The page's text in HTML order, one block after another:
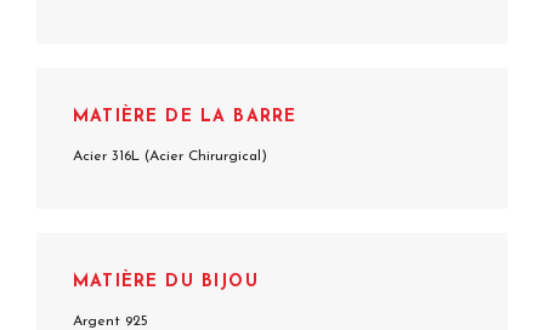
MATIÈRE DE LA BARRE
Acier 316L (Acier Chirurgical)
MATIÈRE DU BIJOU
Argent 925